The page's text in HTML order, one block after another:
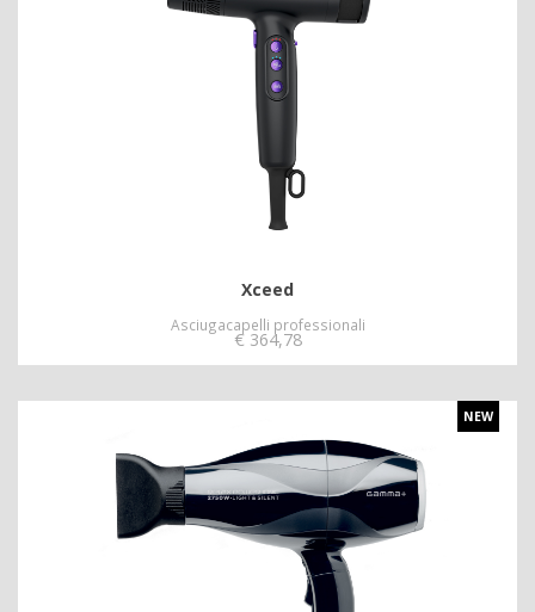
Xceed
Asciugacapelli professionali
€ 364,78
NEW